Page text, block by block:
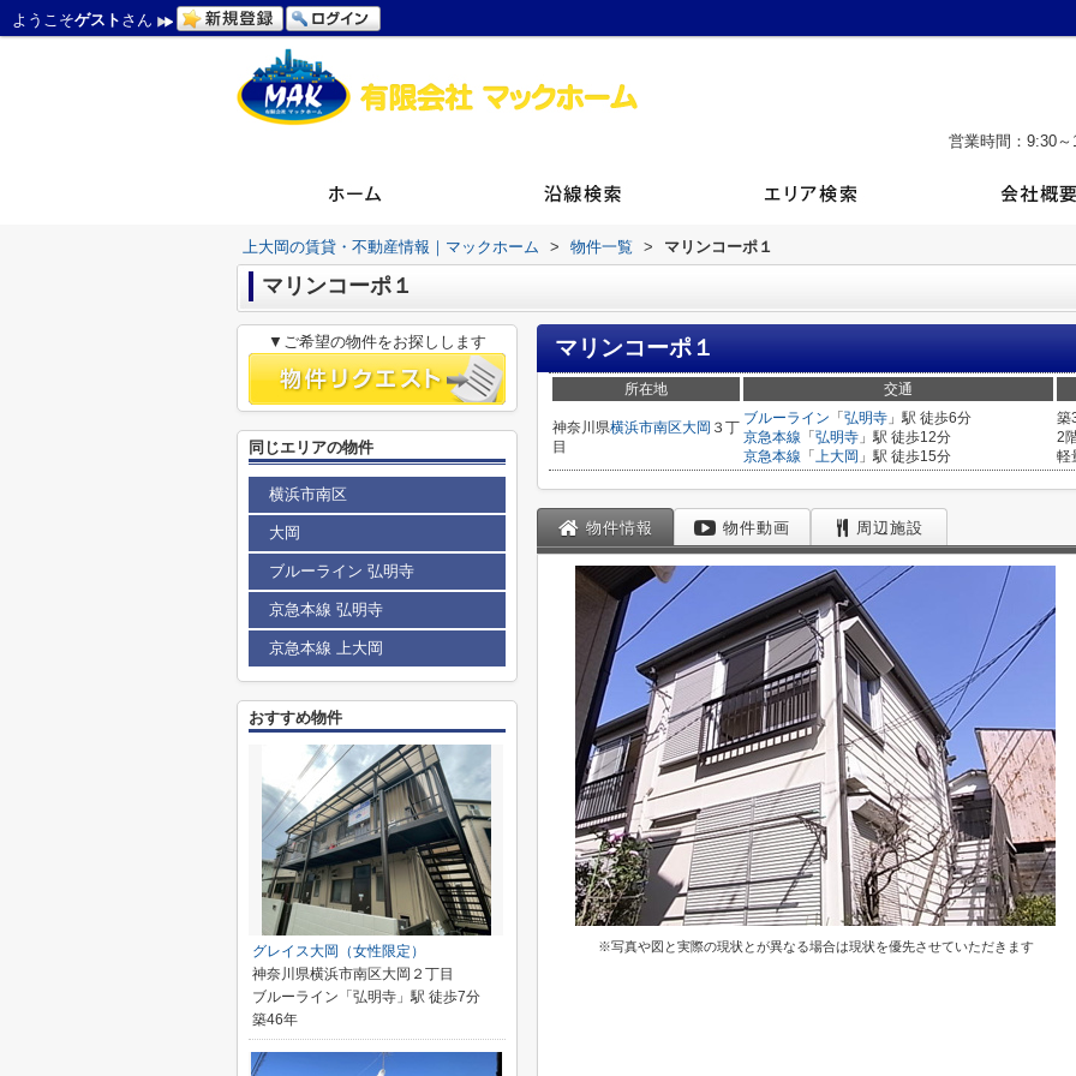
ようこそゲスト さん
営業時間：9:30～
上大岡の賃貸・不動産情報｜マックホーム > 物件一覧 > マリンコーポ１
マリンコーポ１
マリンコーポ１
所在地 交通
神奈川県横浜市南区大岡 ３丁
目
ブルーライン 「 弘明寺 」駅 徒歩6分
京急本線 「 弘明寺 」駅 徒歩12分
京急本線 「 上大岡 」駅 徒歩15分
築
2
軽
物件情報 物件動画 周辺施設
※写真や図と実際の現状とが異なる場合は現状を優先させていただきます
▼ご希望の物件をお探しします
同じエリアの物件
横浜市南区
大岡
ブルーライン 弘明寺
京急本線 弘明寺
京急本線 上大岡
おすすめ物件
グレイス大岡（女性限定）
神奈川県横浜市南区大岡２丁目
ブルーライン「弘明寺」駅 徒歩7分
築46年